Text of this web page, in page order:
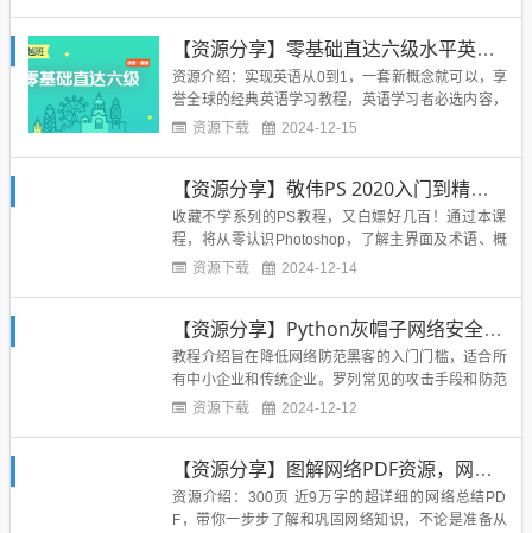
面向所有希望学习Python编程、进而能够在学习和...
【资源分享】零基础直达六级水平英语学习
资源介绍：实现英语从0到1，一套新概念就可以，享
誉全球的经典英语学习教程，英语学习者必选内容，
带你突破听说读写困境，扎实提升。下载地址：...
资源下载 2024-12-15
【资源分享】敬伟PS 2020入门到精通教程
收藏不学系列的PS教程，又白嫖好几百！通过本课
程，将从零认识Photoshop，了解主界面及术语、概
念；学会使用基本工具，包括图层、选区、填充、蒙
与实践相结合。附全套练习素材！下载地址：...
资源下载 2024-12-14
【资源分享】Python灰帽子网络安全实践
教程介绍旨在降低网络防范黑客的入门门槛，适合所
有中小企业和传统企业。罗列常见的攻击手段和防范
方法，让网站管理人员都具备基本的保护能力。Pyth
未来。涉及互联网和局域网，让企业级网管工作更轻
松。涵盖Linu...
资源下载 2024-12-12
【资源分享】图解网络PDF资源，网络知识总结电子书
资源介绍：300页 近9万字的超详细的网络总结PD
F，带你一步步了解和巩固网络知识，不论是准备从